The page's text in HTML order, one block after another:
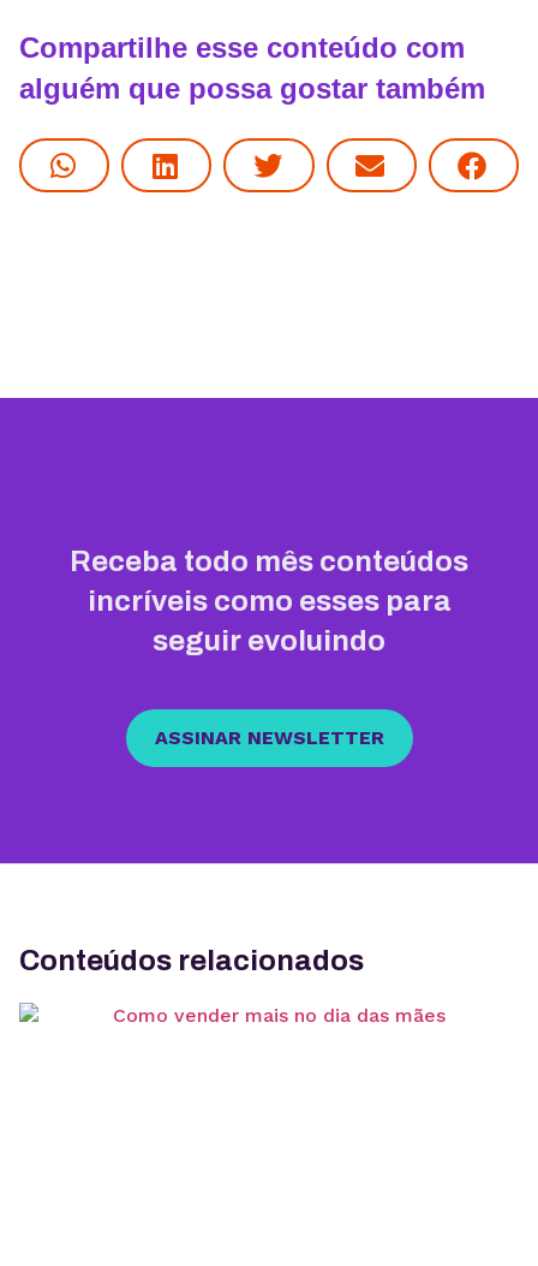
Compartilhe esse conteúdo com
alguém que possa gostar também
Receba todo mês conteúdos
incríveis como esses para
seguir evoluindo
ASSINAR NEWSLETTER
Conteúdos relacionados